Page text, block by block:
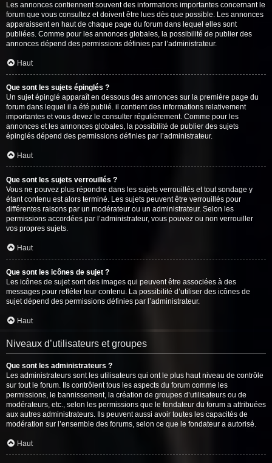
Les annonces contiennent souvent des informations importantes concernant le
forum que vous consultez et doivent être lues dès que possible. Les annonces
apparaissent en haut de chaque page du forum dans lequel elles sont
publiées. Comme pour les annonces globales, la possibilité de publier des
annonces dépend des permissions définies par l’administrateur.
Haut
Que sont les sujets épinglés ?
Un sujet épinglé apparaît en dessous des annonces sur la première page du
forum dans lequel il a été publié. il contient des informations relativement
importantes et vous devez le consulter régulièrement. Comme pour les
annonces et les annonces globales, la possibilité de publier des sujets
épinglés dépend des permissions définies par l’administrateur.
Haut
Que sont les sujets verrouillés ?
Vous ne pouvez plus répondre dans les sujets verrouillés et tout sondage y
étant contenu est alors terminé. Les sujets peuvent être verrouillés pour
différentes raisons par un modérateur ou un administrateur. Selon les
permissions accordées par l’administrateur, vous pouvez ou non verrouiller
vos propres sujets.
Haut
Que sont les icônes de sujet ?
Les icônes de sujet sont des images qui peuvent être associées à des
messages pour refléter leur contenu. La possibilité d’utiliser des icônes de
sujet dépend des permissions définies par l’administrateur.
Haut
Niveaux d’utilisateurs et groupes
Que sont les administrateurs ?
Les administrateurs sont les utilisateurs qui ont le plus haut niveau de contrôle
sur tout le forum. Ils contrôlent tous les aspects du forum comme les
permissions, le bannissement, la création de groupes d’utilisateurs ou de
modérateurs, etc., selon les permissions que le fondateur du forum a attribuées
aux autres administrateurs. Ils peuvent aussi avoir toutes les capacités de
modération sur l’ensemble des forums, selon ce que le fondateur a autorisé.
Haut